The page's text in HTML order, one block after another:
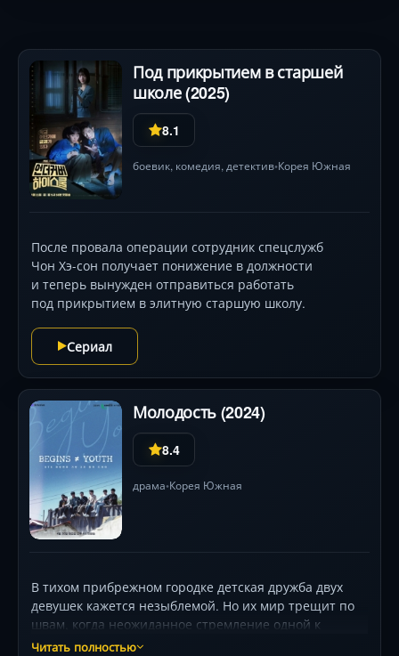
Под прикрытием в старшей
школе (2025)
8.1
боевик, комедия, детектив•Корея Южная
После провала операции сотрудник спецслужб
Чон Хэ-сон получает понижение в должности
и теперь вынужден отправиться работать
под прикрытием в элитную старшую школу.
Сериал
Молодость (2024)
8.4
драма•Корея Южная
В тихом прибрежном городке детская дружба двух
девушек кажется незыблемой. Но их мир трещит по
швам, когда неожиданное стремление одной к
свободе и переменам влечёт за собой цепь
Читать полностью